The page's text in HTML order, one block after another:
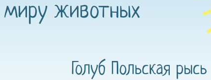
миру животных
Голуб Польская рысь